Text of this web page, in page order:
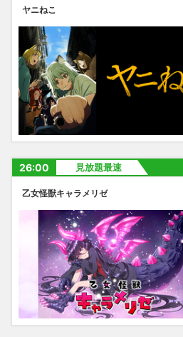
ヤニねこ
26:00 見放題最速
乙女怪獣キャラメリゼ